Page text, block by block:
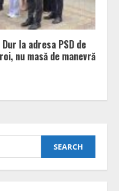
la adresa PSD de
nu masă de manevră